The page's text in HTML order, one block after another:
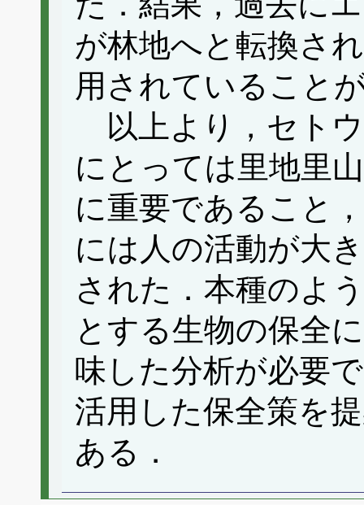
が林地へと転換さ
用されていること
以上より，セト
にとっては里地里
に重要であること
には人の活動が大
された．本種のよ
とする生物の保全
味した分析が必要
活用した保全策を
ある．